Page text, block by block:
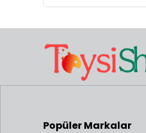
Popüler Markalar